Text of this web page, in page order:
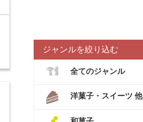
ジャンルを絞り込む
全てのジャンル
洋菓子・スイーツ 他